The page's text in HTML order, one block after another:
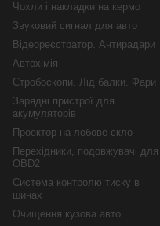
Чохли і накладки на кермо
Звуковий сигнал для авто
Відеореєстратор. Антирадари
Автохімія
Стробоскопи. Лід балки. Фари
Зарядні пристрої для
акумуляторів
Проектор на лобове скло
Перехідники, подовжувачі для
OBD2
Система контролю тиску в
шинах
Очищення кузова авто